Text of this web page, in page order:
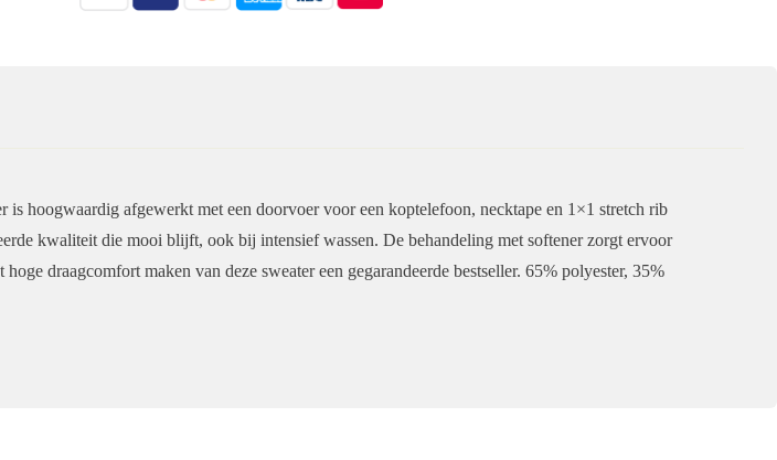
hoogwaardig afgewerkt met een doorvoer voor een koptelefoon, necktape en 1×1 stretch rib
kwaliteit die mooi blijft, ook bij intensief wassen. De behandeling met softener zorgt ervoor
draagcomfort maken van deze sweater een gegarandeerde bestseller. 65% polyester, 35%